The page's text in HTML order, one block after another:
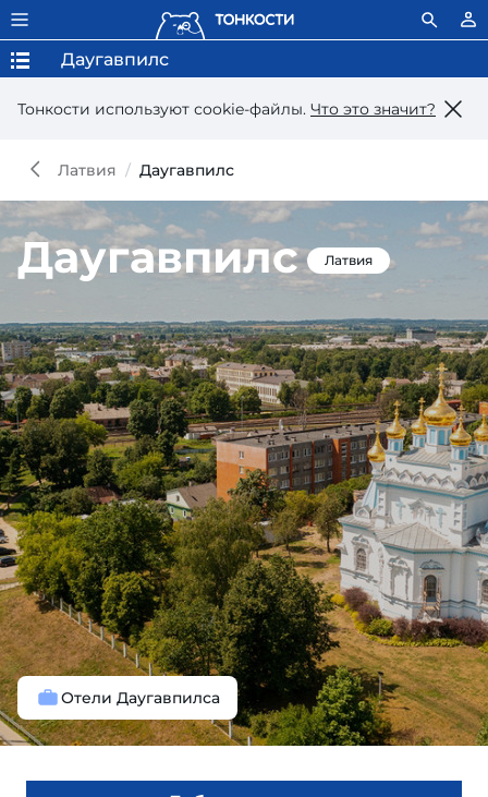
Тонкости используют сookie-файлы. Что это значит?
Даугавпилс
Латвия Даугавпилс
Даугавпилс Латвия
Отели Даугавпилса